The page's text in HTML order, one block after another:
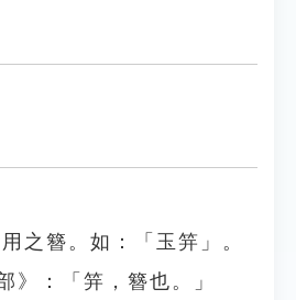
之簪。如：「玉笄」。
》：「笄，簪也。」